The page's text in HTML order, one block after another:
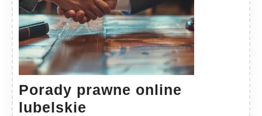
Porady prawne online
lubelskie